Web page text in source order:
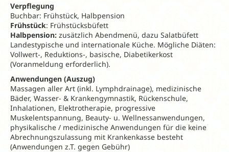
Verpflegung
Buchbar: Frühstück, Halbpension
Frühstück: Frühstücksbüfett
Halbpension: zusätzlich Abendmenü, dazu Salatbüfett
Landestypische und internationale Küche. Mögliche Diäten:
Vollwert-, Reduktions-, basische, Diabetikerkost
(Voranmeldung erforderlich).
Anwendungen (Auszug)
Massagen aller Art (inkl. Lymphdrainage), medizinische
Bäder, Wasser- & Krankengymnastik, Rückenschule,
Inhalationen, Elektrotherapie, progressive
Muskelentspannung, Beauty- u. Wellnessanwendungen,
physikalische / medizinische Anwendungen für die keine
Abrechnungszulassung mit Krankenkasse besteht
(Anwendungen z.T. gegen Gebühr)